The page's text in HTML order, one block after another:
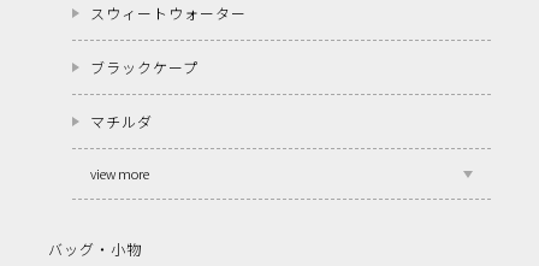
スウィートウォーター
ブラックケープ
マチルダ
view more
バッグ・小物